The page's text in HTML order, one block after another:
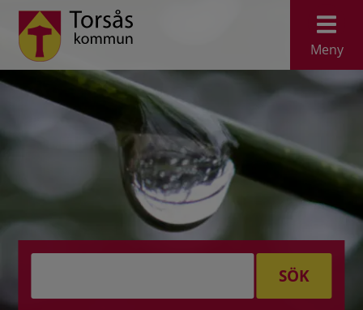
Meny
SÖK